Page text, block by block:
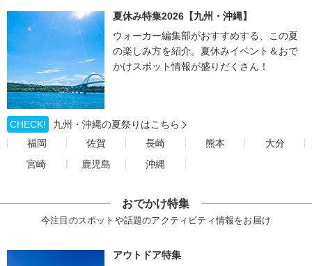
夏休み特集2026【九州・沖縄】
ウォーカー編集部がおすすめする、この夏
の楽しみ方を紹介。夏休みイベント＆おで
かけスポット情報が盛りだくさん！
CHECK!
九州・沖縄の夏祭りはこちら
福岡
佐賀 長崎 熊本
大分
宮崎
鹿児島 沖縄
おでかけ特集
今注目のスポットや話題のアクティビティ情報をお届け
アウトドア特集